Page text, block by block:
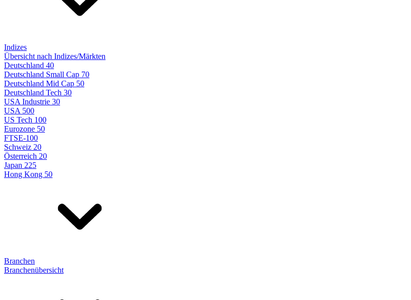
Indizes
Übersicht nach Indizes/Märkten
Deutschland 40
Deutschland Small Cap 70
Deutschland Mid Cap 50
Deutschland Tech 30
USA Industrie 30
USA 500
US Tech 100
Eurozone 50
FTSE-100
Schweiz 20
Österreich 20
Japan 225
Hong Kong 50
Branchen
Branchenübersicht